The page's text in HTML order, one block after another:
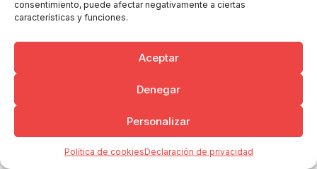
consentimiento, puede afectar negativamente a ciertas
características y funciones.
Aceptar
Denegar
Personalizar
Política de cookiesDeclaración de privacidad